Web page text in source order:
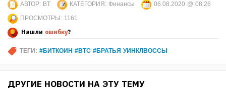
АВТОР: BT КАТЕГОРИЯ: Финансы
06.08.2020 @ 08:26
ПРОСМОТРЫ: 1161
Нашли ошибку?
ТЕГИ: #БИТКОИН #BTC #БРАТЬЯ УИНКЛВОССЫ
ДРУГИЕ НОВОСТИ НА ЭТУ ТЕМУ